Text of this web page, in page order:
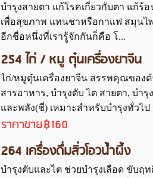
บำรุงสายตา แก้โรคเกี่ยวกับตา แก้ร้
เพื่อสุขภาพ แทนชาหรือกาแฟ สมุนไพ
อีกชื่อหนึ่งที่เรารู้จักกันก็คือ โ...
254 ไก่ / หมู ตุ๋นเครื่องยาจีน
ไก่/หมูตุ๋นเครื่องยาจีน สรรพคุณของ
สารอาหาร, บำรุงตับ ไต สายตา, บำรุ
และพลัง(ชี่) เหมาะสำหรับบำรุงทั่วไป
ราคาขาย฿160
264 เครื่องดื่มสิ่วโอวน้ำผึ้ง
บำรุงตับและไต ช่วยบำรุงเลือด ขับฤ